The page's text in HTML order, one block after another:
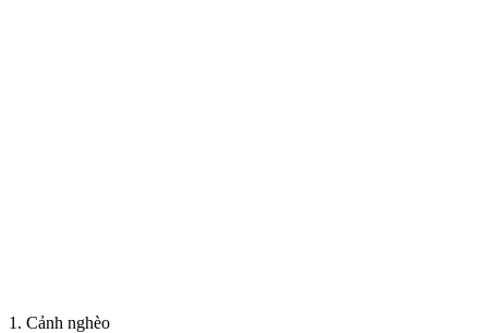
1. Cảnh nghèo